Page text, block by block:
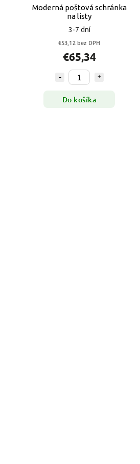
Moderná poštová schránka
na listy
3-7 dní
€53,12 bez DPH
€65,34
Do košíka